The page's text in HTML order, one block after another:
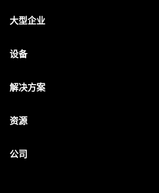
大型企业
设备
解决方案
资源
公司